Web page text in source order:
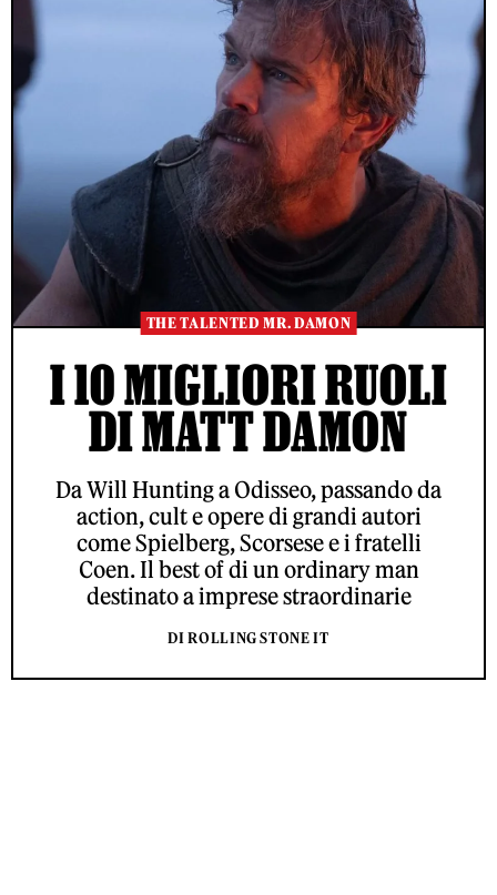
THE TALENTED MR. DAMON
I 10 MIGLIORI RUOLI
DI MATT DAMON
Da Will Hunting a Odisseo, passando da
action, cult e opere di grandi autori
come Spielberg, Scorsese e i fratelli
Coen. Il best of di un ordinary man
destinato a imprese straordinarie
DI ROLLING STONE IT